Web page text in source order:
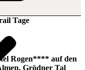
Tage
Rogen**** auf den
Grödner Tal